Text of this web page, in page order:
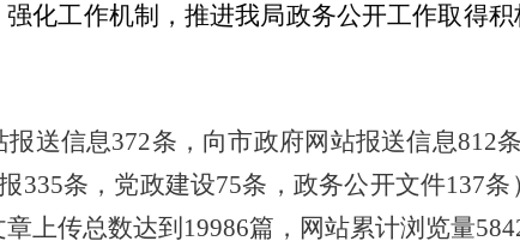
化工作机制，推进我局政务公开工作取得积
报送信息372条，向市政府网站报送信息812条
335条，党政建设75条，政务公开文件137条
章上传总数达到 19986篇，网站累计浏览量